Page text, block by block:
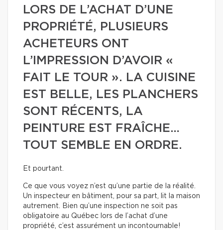
LORS DE L’ACHAT D’UNE
PROPRIÉTÉ, PLUSIEURS
ACHETEURS ONT
L’IMPRESSION D’AVOIR «
FAIT LE TOUR ». LA CUISINE
EST BELLE, LES PLANCHERS
SONT RÉCENTS, LA
PEINTURE EST FRAÎCHE…
TOUT SEMBLE EN ORDRE.
Et pourtant.
Ce que vous voyez n’est qu’une partie de la réalité.
Un inspecteur en bâtiment, pour sa part, lit la maison
autrement. Bien qu’une inspection ne soit pas
obligatoire au Québec lors de l’achat d’une
propriété, c’est assurément un incontournable!